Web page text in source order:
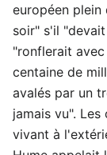
européen
soir" s'il
"ronflerait
centaine de
avalés par un
jamais vu".
vivant à